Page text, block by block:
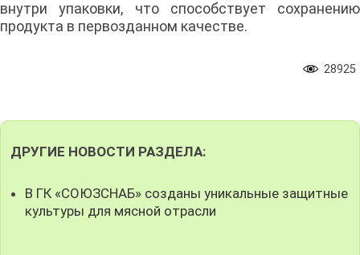
внутри упаковки, что способствует сохранению
продукта в первозданном качестве.
28925
ДРУГИЕ НОВОСТИ РАЗДЕЛА:
В ГК «СОЮЗСНАБ» созданы уникальные защитные
культуры для мясной отрасли